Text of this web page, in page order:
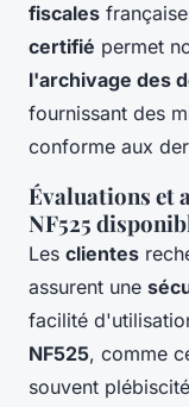
fiscales
certifié permet
l'archivage des
fournissant des
conforme aux
Évaluations et
NF525
Les clientes
assurent une
facilité
NF525, comme
souvent